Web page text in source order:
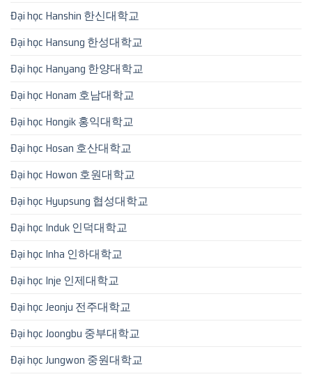
Đại học Hanshin 한신대학교
Đại học Hansung 한성대학교
Đại học Hanyang 한양대학교
Đại học Honam 호남대학교
Đại học Hongik 홍익대학교
Đại học Hosan 호산대학교
Đại học Howon 호원대학교
Đại học Hyupsung 협성대학교
Đại học Induk 인덕대학교
Đại học Inha 인하대학교
Đại học Inje 인제대학교
Đại học Jeonju 전주대학교
Đại học Joongbu 중부대학교
Đại học Jungwon 중원대학교